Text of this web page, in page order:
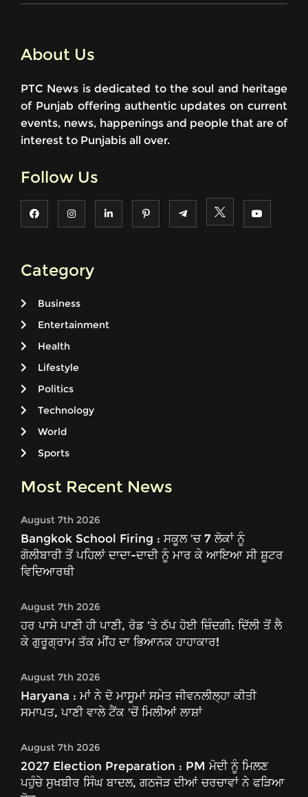
About Us
PTC News is dedicated to the soul and heritage
of Punjab offering authentic updates on current
events, news, happenings and people that are of
interest to Punjabis all over.
Follow Us
Category
Business
Entertainment
Health
Lifestyle
Politics
Technology
World
Sports
Most Recent News
August 7th 2026
Bangkok School Firing : ਸਕੂਲ 'ਚ 7 ਲੋਕਾਂ ਨੂੰ
ਗੋਲੀਬਾਰੀ ਤੋਂ ਪਹਿਲਾਂ ਦਾਦਾ-ਦਾਦੀ ਨੂੰ ਮਾਰ ਕੇ ਆਇਆ ਸੀ ਸ਼ੂਟਰ
ਵਿਦਿਆਰਥੀ
August 7th 2026
ਹਰ ਪਾਸੇ ਪਾਣੀ ਹੀ ਪਾਣੀ, ਰੋਡ 'ਤੇ ਠੱਪ ਹੋਈ ਜ਼ਿੰਦਗੀ: ਦਿੱਲੀ ਤੋਂ ਲੈ
ਕੇ ਗੁਰੂਗ੍ਰਾਮ ਤੱਕ ਮੀਂਹ ਦਾ ਭਿਆਨਕ ਹਾਹਾਕਾਰ!
August 7th 2026
Haryana : ਮਾਂ ਨੇ ਦੋ ਮਾਸੂਮਾਂ ਸਮੇਤ ਜੀਵਨਲੀਲ੍ਹਾ ਕੀਤੀ
ਸਮਾਪਤ, ਪਾਣੀ ਵਾਲੇ ਟੈਂਕ 'ਚੋਂ ਮਿਲੀਆਂ ਲਾਸ਼ਾਂ
August 7th 2026
2027 Election Preparation : PM ਮੋਦੀ ਨੂੰ ਮਿਲਣ
ਪਹੁੰਚੇ ਸੁਖਬੀਰ ਸਿੰਘ ਬਾਦਲ, ਗਠਜੋੜ ਦੀਆਂ ਚਰਚਾਵਾਂ ਨੇ ਫੜਿਆ